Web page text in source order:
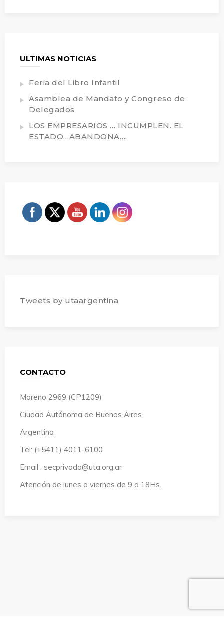
ULTIMAS NOTICIAS
Feria del Libro Infantil
Asamblea de Mandato y Congreso de
Delegados
LOS EMPRESARIOS … INCUMPLEN. EL
ESTADO…ABANDONA….
Tweets by utaargentina
CONTACTO
Moreno 2969 (CP1209)
Ciudad Autónoma de Buenos Aires
Argentina
Tel: (+5411) 4011-6100
Email : secprivada@uta.org.ar
Atención de lunes a viernes de 9 a 18Hs.